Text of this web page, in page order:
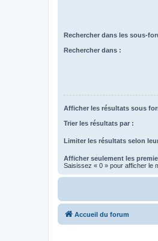
Rechercher dans les sous-
Rechercher dans :
Afficher les résultats sous
Trier les résultats par :
Limiter les résultats selon
Afficher seulement les
Saisissez « 0 » pour afficher le
Accueil du forum